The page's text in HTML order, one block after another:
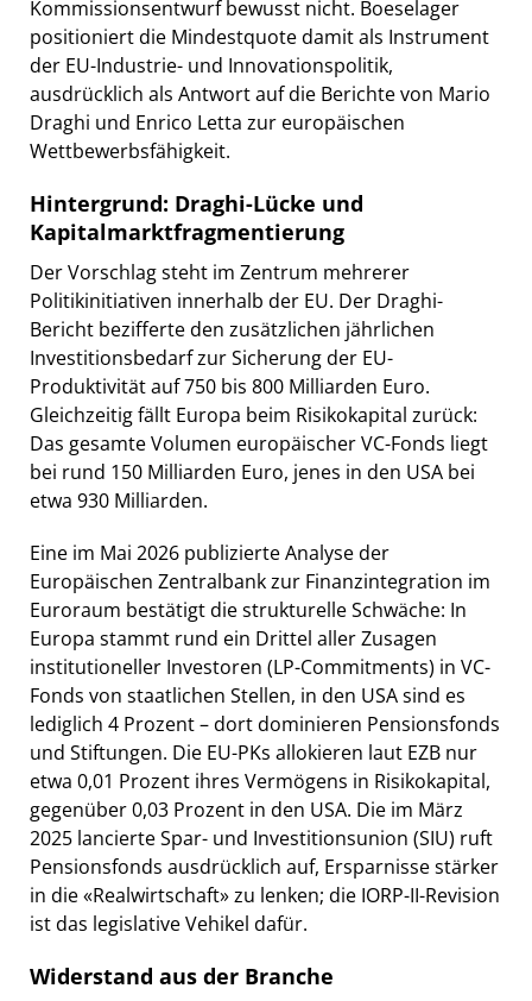
Kommissionsentwurf bewusst nicht. Boeselager
positioniert die Mindestquote damit als Instrument
der EU-Industrie- und Innovationspolitik,
ausdrücklich als Antwort auf die Berichte von Mario
Draghi und Enrico Letta zur europäischen
Wettbewerbsfähigkeit.
Hintergrund: Draghi-Lücke und
Kapitalmarktfragmentierung
Der Vorschlag steht im Zentrum mehrerer
Politikinitiativen innerhalb der EU. Der Draghi-
Bericht bezifferte den zusätzlichen jährlichen
Investitionsbedarf zur Sicherung der EU-
Produktivität auf 750 bis 800 Milliarden Euro.
Gleichzeitig fällt Europa beim Risikokapital zurück:
Das gesamte Volumen europäischer VC-Fonds liegt
bei rund 150 Milliarden Euro, jenes in den USA bei
etwa 930 Milliarden.
Eine im Mai 2026 publizierte Analyse der
Europäischen Zentralbank zur Finanzintegration im
Euroraum bestätigt die strukturelle Schwäche: In
Europa stammt rund ein Drittel aller Zusagen
institutioneller Investoren (LP-Commitments) in VC-
Fonds von staatlichen Stellen, in den USA sind es
lediglich 4 Prozent – dort dominieren Pensionsfonds
und Stiftungen. Die EU-PKs allokieren laut EZB nur
etwa 0,01 Prozent ihres Vermögens in Risikokapital,
gegenüber 0,03 Prozent in den USA. Die im März
2025 lancierte Spar- und Investitionsunion (SIU) ruft
Pensionsfonds ausdrücklich auf, Ersparnisse stärker
in die «Realwirtschaft» zu lenken; die IORP-II-Revision
ist das legislative Vehikel dafür.
Widerstand aus der Branche